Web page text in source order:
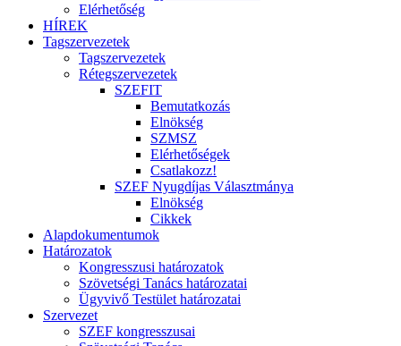
Elérhetőség
HÍREK
Tagszervezetek
Tagszervezetek
Rétegszervezetek
SZEFIT
Bemutatkozás
Elnökség
SZMSZ
Elérhetőségek
Csatlakozz!
SZEF Nyugdíjas Választmánya
Elnökség
Cikkek
Alapdokumentumok
Határozatok
Kongresszusi határozatok
Szövetségi Tanács határozatai
Ügyvivő Testület határozatai
Szervezet
SZEF kongresszusai